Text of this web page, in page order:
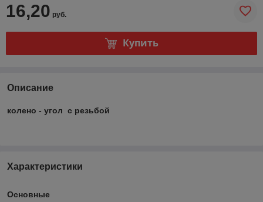
16,20 руб.
Купить
Описание
колено - угол с резьбой
Характеристики
Основные